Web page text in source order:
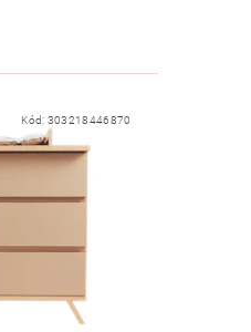
Kód: 303218446870